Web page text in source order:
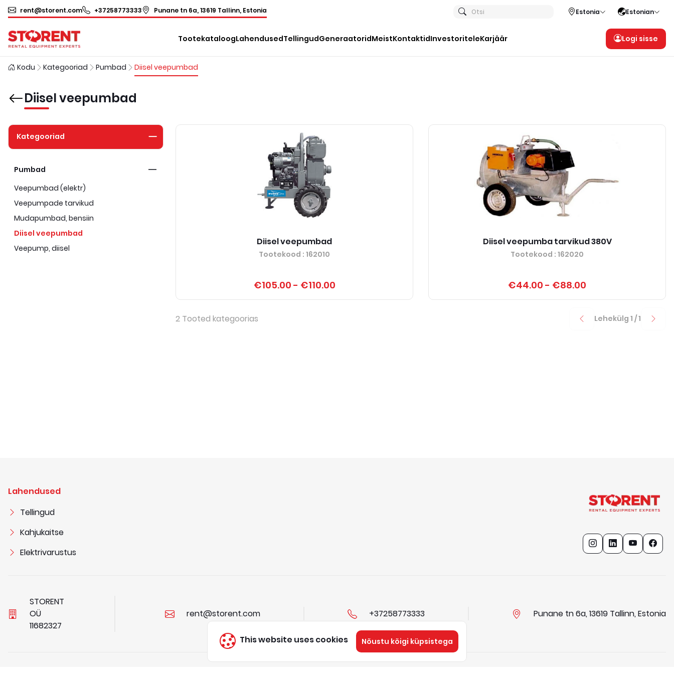
rent@storent.com +37258773333 Punane tn 6a, 13619 Tallinn, Estonia Otsi Estonia Estonian
TootekataloogLahendusedTellingudGeneraatoridMeistKontaktidInvestoriteleKarjäär Logi sisse
Kodu Kategooriad Pumbad Diisel veepumbad
Diisel veepumbad
Kategooriad
Pumbad
Veepumbad (elektr)
Veepumpade tarvikud
Mudapumbad, bensiin
Diisel veepumbad
Veepump, diisel
Diisel veepumbad
Tootekood : 162010
€105.00 - €110.00
Diisel veepumba tarvikud 380V
Tootekood : 162020
€44.00 - €88.00
2 Tooted kategoorias Lehekülg 1 /1
Lahendused
Tellingud
Kahjukaitse
Elektrivarustus
STORENT
OÜ
11682327
rent@storent.com +37258773333 Punane tn 6a, 13619 Tallinn, Estonia
This website uses cookies Nõustu kõigi küpsistega